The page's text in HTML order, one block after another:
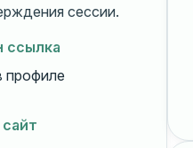
сессии.
ссылка
профиле